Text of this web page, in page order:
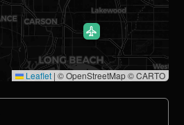
Leaflet | © OpenStreetMap © CARTO